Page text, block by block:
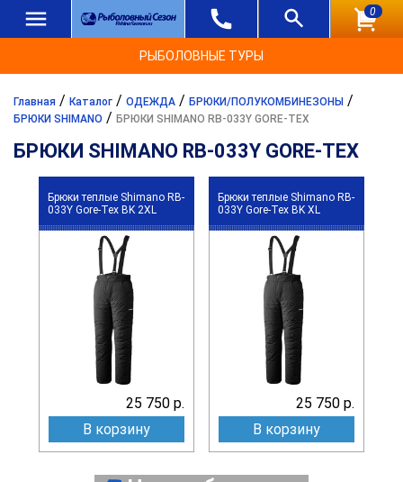
0
РЫБОЛОВНЫЕ ТУРЫ
Главная / Каталог / ОДЕЖДА / БРЮКИ/ПОЛУКОМБИНЕЗОНЫ /
БРЮКИ SHIMANO / БРЮКИ SHIMANO RB-033Y GORE-TEX
БРЮКИ SHIMANO RB-033Y GORE-TEX
Брюки теплые Shimano RB-
033Y Gore-Tex BK 2XL
25 750 р.
В корзину
Брюки теплые Shimano RB-
033Y Gore-Tex BK XL
25 750 р.
В корзину